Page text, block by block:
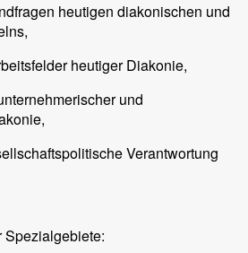
heutigen diakonischen und
heutiger Diakonie,
und
Verantwortung
Spezialgebiete: